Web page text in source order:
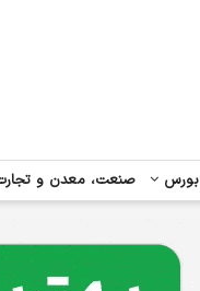
بورس صنعت، معدن و